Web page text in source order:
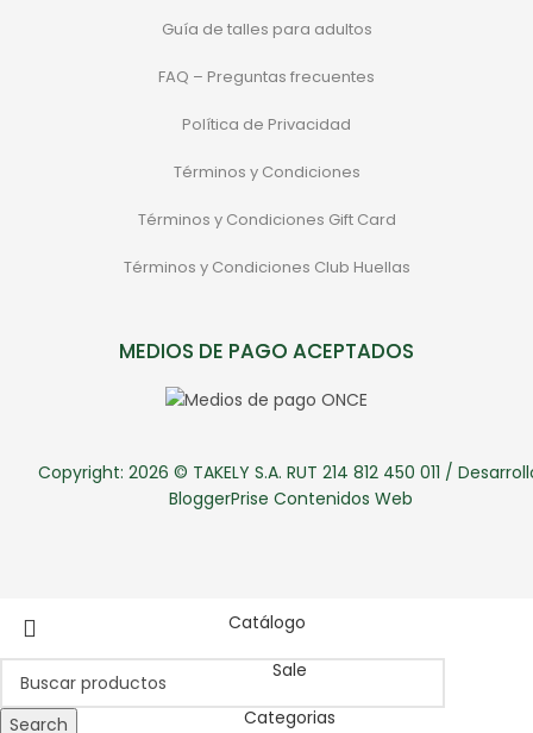
Guía de talles para adultos
FAQ – Preguntas frecuentes
Política de Privacidad
Términos y Condiciones
Términos y Condiciones Gift Card
Términos y Condiciones Club Huellas
MEDIOS DE PAGO ACEPTADOS
Copyright: 2026 © TAKELY S.A. RUT 214 812 450 011 /
BloggerPrise Contenidos Web
Search
Catálogo
Sale
Categorias